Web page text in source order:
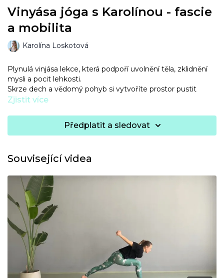
Vinyása jóga s Karolínou - fascie
a mobilita
Karolína Loskotová
Plynulá vinjása lekce, která podpoří uvolnění těla, zklidnění
mysli a pocit lehkosti.
Skrze dech a vědomý pohyb si vytvoříte prostor pustit
napětí a obnovit přirozenou energii v těle.
Zaměříte se na fascie — pojivovou síť, která ovlivňuje
pružnost, mobilitu i držení těla. Jemné sekvence pomohou
volněji ve svém těle.
Zjistit více
Předplatit a sledovat
Související videa